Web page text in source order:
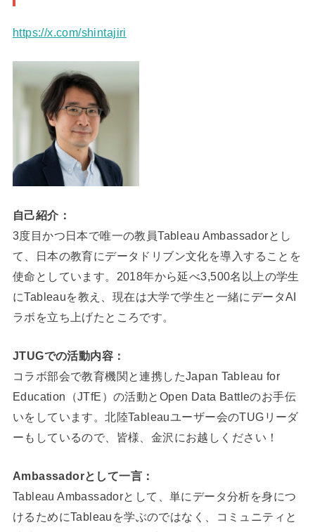
https://x.com/shintajiri
自己紹介：
3度目かつ日本で唯一の教員Tableau Ambassadorとし
て、日本の教育にデータドリブン文化を導入することを
使命としています。2018年から延べ3,500名以上の学生
にTableauを教え、現在は大学で学生と一緒にデータAI
ラボを立ち上げたところです。
JTUGでの活動内容：
コラボ部会で教育機関と連携したJapan Tableau for
Education（JTfE）の活動とOpen Data Battleのお手伝
いをしています。北陸Tableauユーザー会のTUGリーダ
ーもしているので、皆様、金沢にお越しください！
Ambassadorとして一言：
Tableau Ambassadorとして、単にデータ分析を身につ
けるためにTableauを学ぶのではなく、コミュニティと